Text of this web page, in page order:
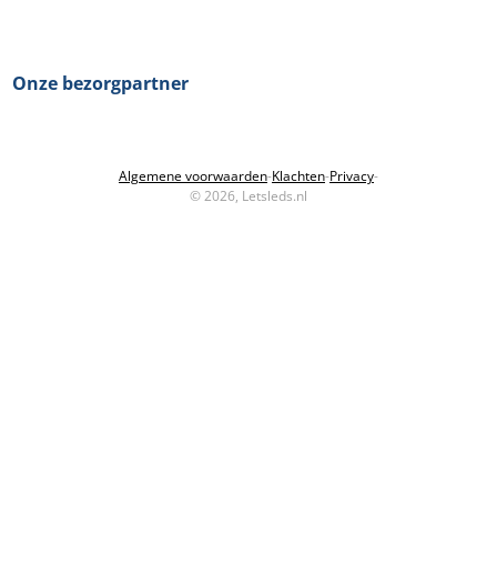
Onze bezorgpartner
Algemene voorwaarden-Klachten-Privacy-
© 2026, Letsleds.nl